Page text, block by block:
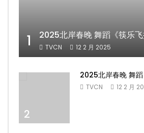
1 2025北岸春晚 舞蹈《筷乐飞
TVCN 12 2 月 2025
2
2025北岸春晚 舞蹈
TVCN 12 2 月